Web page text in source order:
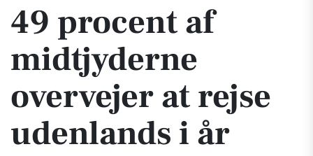
49 procent af
midtjyderne
overvejer at rejse
udenlands i år